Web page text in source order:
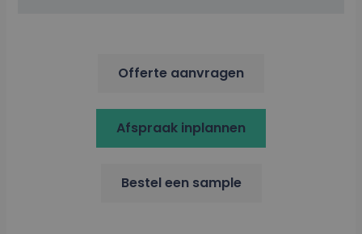
Offerte aanvragen
Afspraak inplannen
Bestel een sample